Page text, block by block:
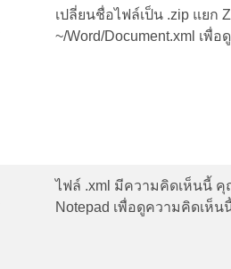
เปลี่ยนชื่อไฟล์เป็น .zip แยก
~/Word/Document.xml เพื่
ไฟล์ .xml มีความคิดเห็นนี้ คุ
Notepad เพื่อดูความคิดเห็น